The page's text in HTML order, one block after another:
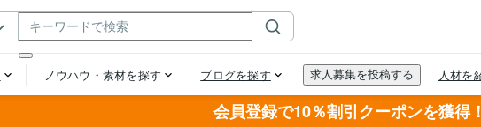
会員登録で10％割引クーポンを獲得！